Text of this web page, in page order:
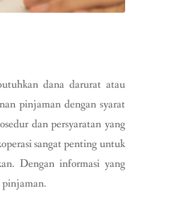
dana darurat atau
pinjaman dengan syarat
dan persyaratan yang
sangat penting untuk
Dengan informasi yang
pinjaman.